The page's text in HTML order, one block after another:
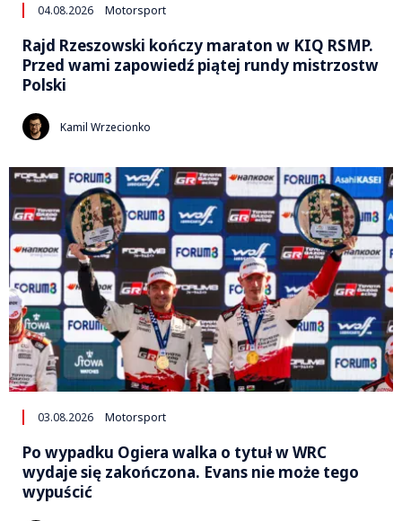
04.08.2026 Motorsport
Rajd Rzeszowski kończy maraton w KIQ RSMP.
Przed wami zapowiedź piątej rundy mistrzostw
Polski
Kamil Wrzecionko
03.08.2026 Motorsport
Po wypadku Ogiera walka o tytuł w WRC
wydaje się zakończona. Evans nie może tego
wypuścić